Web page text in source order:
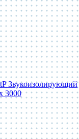
Звукоизолирующий
3000